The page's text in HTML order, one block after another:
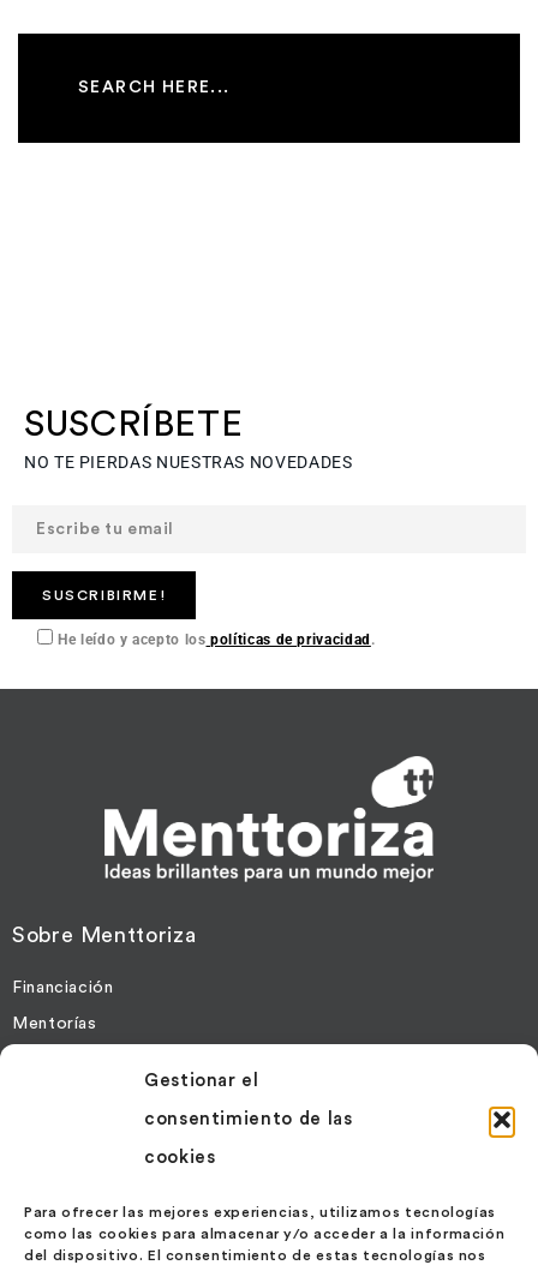
Gestionar el
consentimiento de las
cookies
Para ofrecer las mejores experiencias, utilizamos tecnologías
como las cookies para almacenar y/o acceder a la información
del dispositivo. El consentimiento de estas tecnologías nos
SUSCRÍBETE
NO TE PIERDAS NUESTRAS NOVEDADES
He leído y acepto los políticas de privacidad .
Sobre Menttoriza
Financiación
Mentorías
Políticas de Cookies
Política de Privacidad